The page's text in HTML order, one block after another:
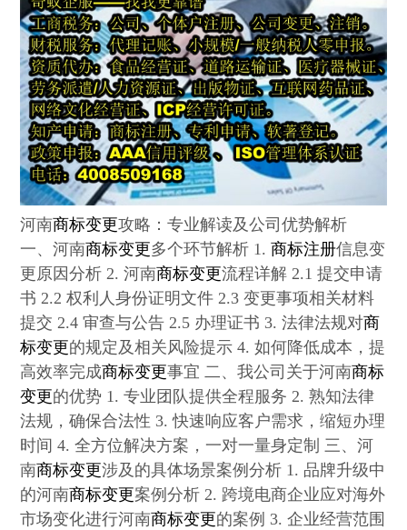
河南商标变更攻略：专业解读及公司优势解析
一、河南商标变更多个环节解析 1.商标注册信息变
更原因分析 2. 河南商标变更流程详解 2.1 提交申请
书 2.2 权利人身份证明文件 2.3 变更事项相关材料
提交 2.4 审查与公告 2.5 办理证书 3. 法律法规对商
标变更的规定及相关风险提示 4. 如何降低成本，提
高效率完成商标变更事宜 二、我公司关于河南商标
变更的优势 1. 专业团队提供全程服务 2. 熟知法律
法规，确保合法性 3. 快速响应客户需求，缩短办理
时间 4. 全方位解决方案，一对一量身定制 三、河
南商标变更涉及的具体场景案例分析 1. 品牌升级中
的河南商标变更案例分析 2. 跨境电商企业应对海外
市场变化进行河南商标变更的案例 3. 企业经营范围